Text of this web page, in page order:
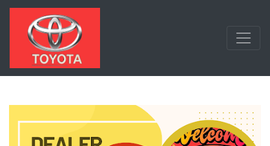
Langsung ke konten utama